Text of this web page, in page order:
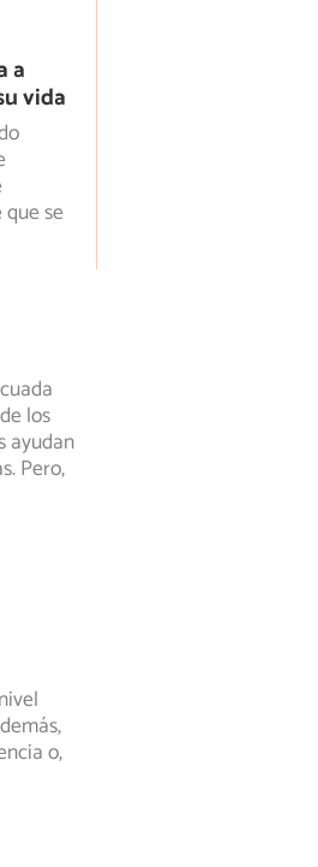
a
vida
se
los
ayudan
Pero,
o,